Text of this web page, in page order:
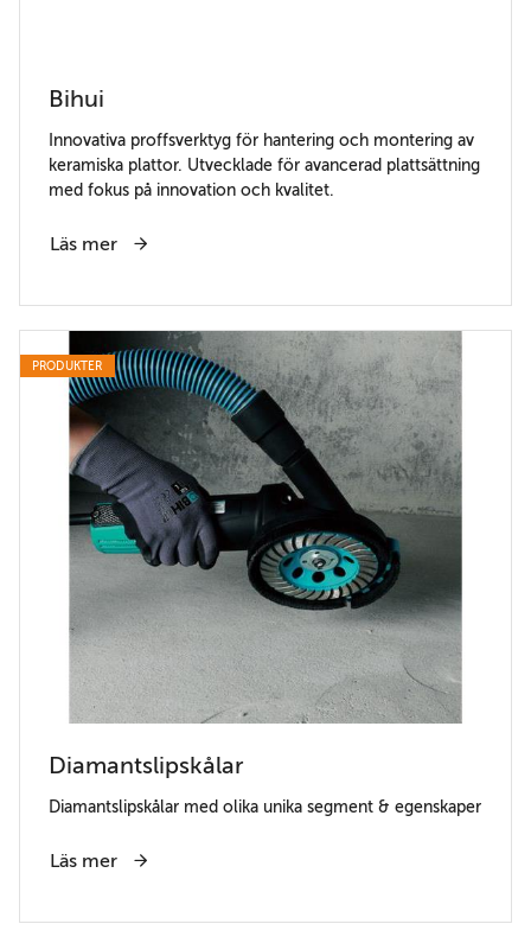
Bihui
Innovativa proffsverktyg för hantering och montering av
keramiska plattor. Utvecklade för avancerad plattsättning
med fokus på innovation och kvalitet.
Läs mer
PRODUKTER
Diamantslipskålar
Diamantslipskålar med olika unika segment & egenskaper
Läs mer